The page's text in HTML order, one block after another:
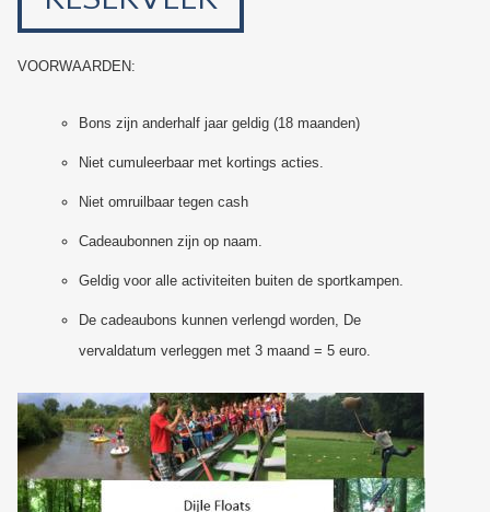
VOORWAARDEN:
Bons zijn anderhalf jaar geldig (18 maanden)
Niet cumuleerbaar met kortings acties.
Niet omruilbaar tegen cash
Cadeaubonnen zijn op naam.
Geldig voor alle activiteiten buiten de sportkampen.
De cadeaubons kunnen verlengd worden, De
vervaldatum verleggen met 3 maand = 5 euro.